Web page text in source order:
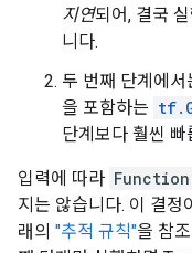
지연되어, 결국
니다.
두 번째 단계에
을 포함하는
단계보다 훨씬 빠
입력에 따라 Function
지는 않습니다. 이 결정
래의 "추적 규칙"을 참